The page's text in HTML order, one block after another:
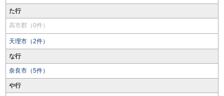
た行
高市郡（0件）
天理市（2件）
な行
奈良市（5件）
や行